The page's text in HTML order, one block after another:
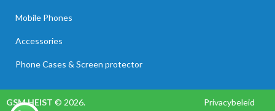
Mobile Phones
Accessories
Phone Cases & Screen protector
GSM HEIST © 2026.
Privacybeleid